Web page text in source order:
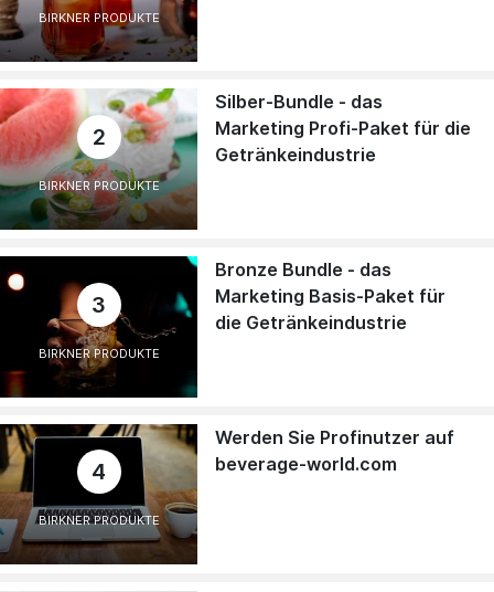
BIRKNER PRODUKTE
2
BIRKNER PRODUKTE
Silber-Bundle - das
Marketing Profi-Paket für die
Getränkeindustrie
3
BIRKNER PRODUKTE
Bronze Bundle - das
Marketing Basis-Paket für
die Getränkeindustrie
4
BIRKNER PRODUKTE
Werden Sie Profinutzer auf
beverage-world.com